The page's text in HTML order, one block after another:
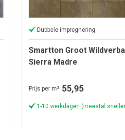
Dubbele impregnering
Smartton Groot
Sierra Madre
Prijs per m² 55,95
1-10 werkdagen (meestal